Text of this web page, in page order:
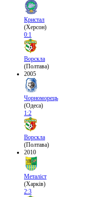
Кристал
(Херсон)
0:1
Ворскла
(Полтава)
2005
Чорноморець
(Одеса)
1:2
Ворскла
(Полтава)
2010
Металіст
(Харків)
2:3